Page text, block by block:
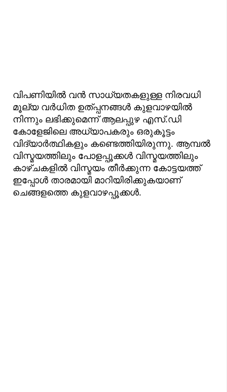
വിപണിയില്‍ വന്‍ സാധ്യതകളുള്ള നിരവധി
മൂല്യ വര്‍ധിത ഉത്പ്പനങ്ങള്‍ കുളവാഴയില്‍
നിന്നും ലഭിക്കുമെന്ന് ആലപ്പുഴ എസ്.ഡി
കോളേജിലെ അധ്യാപകരും ഒരുകൂട്ടം
വിദ്യാര്‍ത്ഥികളും കണ്ടെത്തിയിരുന്നു. ആമ്പൽ
വിസ്മയത്തിലും പോളപ്പൂക്കൾ വിസ്മയത്തിലും
കാഴ്ചകളിൽ വിസ്മയം തീർക്കുന്ന കോട്ടയത്ത്
ഇപ്പോൾ താരമായി മാറിയിരിക്കുകയാണ്
ചെങ്ങളത്തെ കുളവാഴപ്പൂക്കൾ.